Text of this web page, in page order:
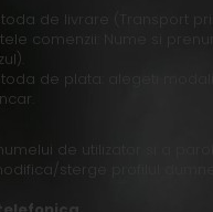
de livrare (Transport
comenzii: Nume si
de plata: alegeti
de utilizator si a
sterge profilul